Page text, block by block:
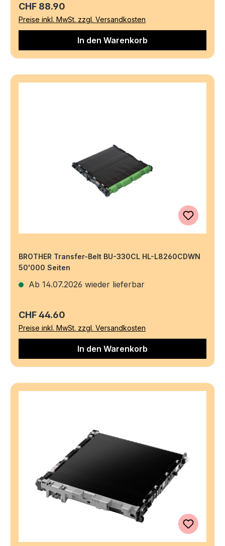
Regulärer Preis:
CHF 88.90
Preise inkl. MwSt. zzgl. Versandkosten
In den Warenkorb
BROTHER Transfer-Belt BU-330CL HL-L8260CDWN
50'000 Seiten
Ab 14.07.2026 wieder lieferbar
Regulärer Preis:
CHF 44.60
Preise inkl. MwSt. zzgl. Versandkosten
In den Warenkorb